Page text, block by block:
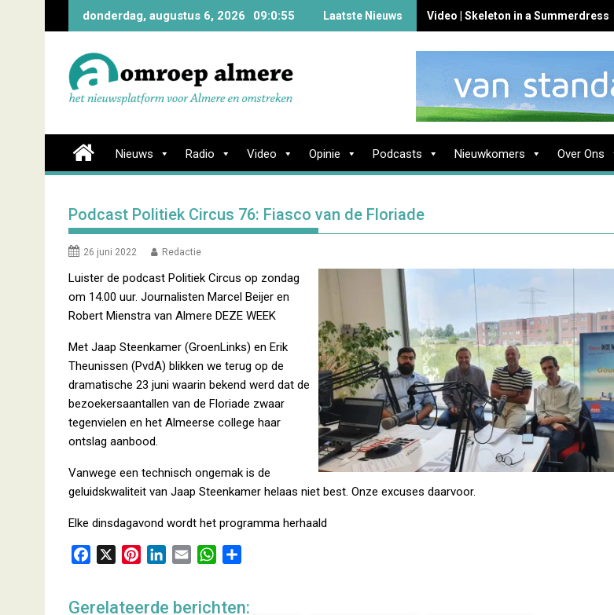
donderdag, augustus 6, 2026 09:0:55 Laatste Nieuws Video | Skeleton in a Summerdress
Nieuws Radio Video Opinie Podcasts Nieuwkomers Over Ons
Podcast Politiek Circus 76: Fiasco van de Floriade
26 juni 2022 Redactie
Luister de podcast Politiek Circus op zondag
om 14.00 uur. Journalisten Marcel Beijer en
Robert Mienstra van Almere DEZE WEEK
Met Jaap Steenkamer (GroenLinks) en Erik
Theunissen (PvdA) blikken we terug op de
dramatische 23 juni waarin bekend werd dat de
bezoekersaantallen van de Floriade zwaar
tegenvielen en het Almeerse college haar
ontslag aanbood.
Vanwege een technisch ongemak is de
geluidskwaliteit van Jaap Steenkamer helaas niet best. Onze excuses daarvoor.
Elke dinsdagavond wordt het programma herhaald
e
t
k
i
W
t
e
Gerelateerde berichten: